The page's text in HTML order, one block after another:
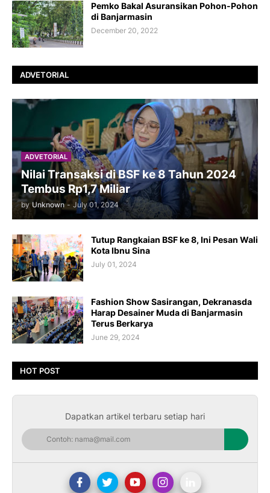
Pemko Bakal Asuransikan Pohon-Pohon
di Banjarmasin
December 20, 2022
ADVETORIAL
ADVETORIAL
Nilai Transaksi di BSF ke 8 Tahun 2024
Tembus Rp1,7 Miliar
by Unknown - July 01, 2024
Tutup Rangkaian BSF ke 8, Ini Pesan Wali
Kota Ibnu Sina
July 01, 2024
Fashion Show Sasirangan, Dekranasda
Harap Desainer Muda di Banjarmasin
Terus Berkarya
June 29, 2024
HOT POST
Dapatkan artikel terbaru setiap hari